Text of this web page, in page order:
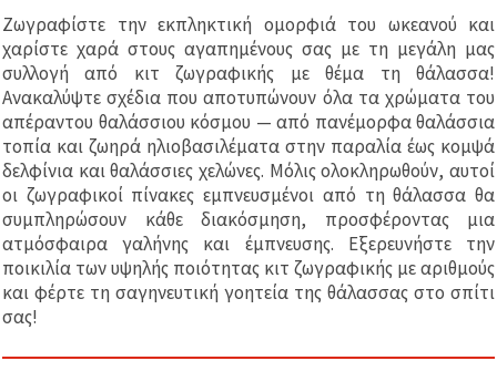
διασφαλίσουμε
τη σωστή
λειτουργία
του
ιστότοπου,
βελτιώσουμε
την
εμπειρία
σας και, με
τη
συγκατάθεσή
σας, να
αναλύουμε
την
επισκεψιμότητα
και να
προβάλλουμε
περιεχόμενο
Ζωγραφίστε την εκπληκτική ομορφιά του ωκεανού και
χαρίστε χαρά στους αγαπημένους σας με τη μεγάλη μας
συλλογή από κιτ ζωγραφικής με θέμα τη θάλασσα!
Ανακαλύψτε σχέδια που αποτυπώνουν όλα τα χρώματα του
απέραντου θαλάσσιου κόσμου — από πανέμορφα θαλάσσια
τοπία και ζωηρά ηλιοβασιλέματα στην παραλία έως κομψά
δελφίνια και θαλάσσιες χελώνες. Μόλις ολοκληρωθούν, αυτοί
οι ζωγραφικοί πίνακες εμπνευσμένοι από τη θάλασσα θα
συμπληρώσουν κάθε διακόσμηση, προσφέροντας μια
ατμόσφαιρα γαλήνης και έμπνευσης. Εξερευνήστε την
ποικιλία των υψηλής ποιότητας κιτ ζωγραφικής με αριθμούς
και φέρτε τη σαγηνευτική γοητεία της θάλασσας στο σπίτι
σας!